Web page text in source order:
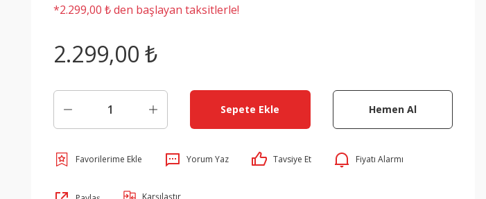
*2.299,00 ₺ den başlayan taksitlerle!
2.299,00 ₺
Sepete Ekle Hemen Al
Yorum Yaz Tavsiye Et Fiyatı Alarmı
Karşılaştır